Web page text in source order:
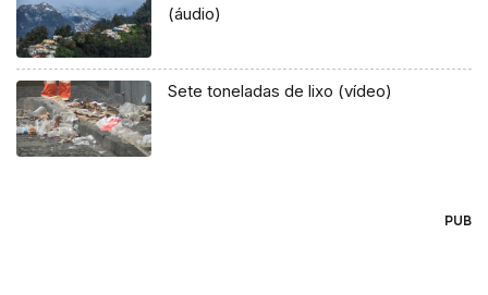
(áudio)
Sete toneladas de lixo (vídeo)
PUB